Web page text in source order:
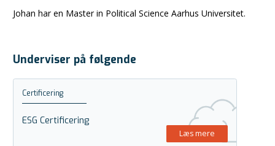
Johan har en Master in Political Science Aarhus Universitet.
Underviser på følgende
Certificering
ESG Certificering
Læs mere